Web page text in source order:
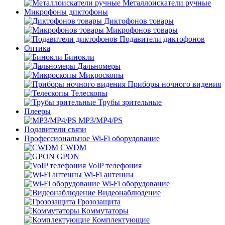
Металлоискатели ручные
Микрофоны диктофоны
Диктофонов товары
Микрофонов товары
Подавители диктофонов
Оптика
Бинокли
Дальномеры
Микроскопы
Приборы ночного видения
Телескопы
Трубы зрительные
Плееры
MP3/MP4/PS
Подавители связи
Профессиональное Wi-Fi оборудование
CWDM
GPON
VoIP телефония
Wi-Fi антенны
Wi-Fi оборудование
Видеонаблюдение
Грозозащита
Коммутаторы
Комплектующие